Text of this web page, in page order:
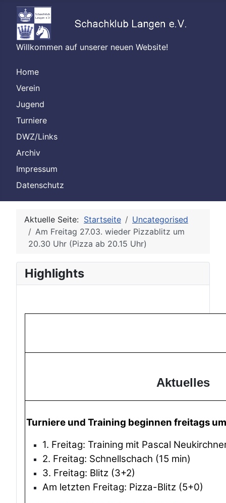
Willkommen auf unserer neuen Website!
Home
Verein
Jugend
Turniere
DWZ/Links
Archiv
Impressum
Datenschutz
Aktuelle Seite: Startseite
Uncategorised
Am Freitag 27.03. wieder Pizzablitz um
20.30 Uhr (Pizza ab 20.15 Uhr)
Highlights
Aktuelles
Turniere und Training beginnen freitags
1. Freitag: Training mit Pascal
2. Freitag: Schnellschach (15 min)
3. Freitag: Blitz (3+2)
Am letzten Freitag: Pizza-Blitz (5+0)